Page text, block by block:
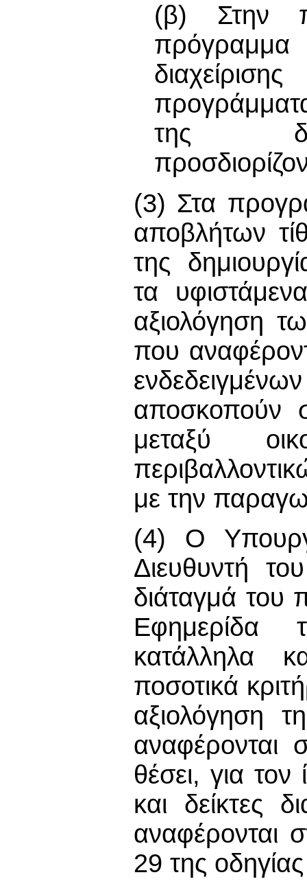
(β) Στην
της
(3) Στα
αποβλήτων
της
τα
αξιολόγηση
που
αποσκοπούν
μεταξύ
με την
(4) Ο
Διευθυντή
διάταγμά του
Εφημερίδα
κατάλληλα
ποσοτικά
αξιολόγηση
αναφέρονται
θέσει, για τον
και δείκτες
αναφέρονται
29 της